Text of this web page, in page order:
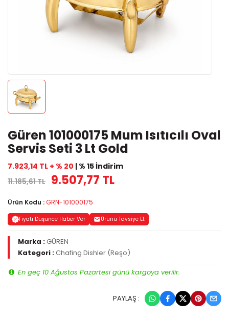
Güren 101000175 Mum Isıtıcılı Oval
Servis Seti 3 Lt Gold
7.923,14 TL + % 20 | % 15 İndirim
11.185,61 TL 9.507,77 TL
Ürün Kodu :GRN-101000175
Fiyatı Düşünce Haber Ver Ürünü Tavsiye Et
Marka :GÜREN
Kategori :Chafing Dishler (Reşo)
En geç 10 Ağustos Pazartesi günü kargoya verilir.
PAYLAŞ :